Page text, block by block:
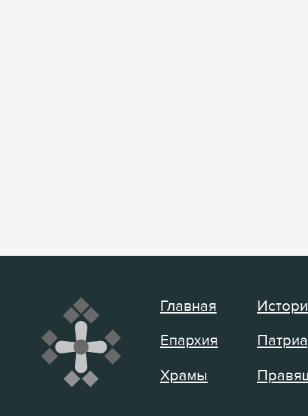
Главная
Епархия
Храмы